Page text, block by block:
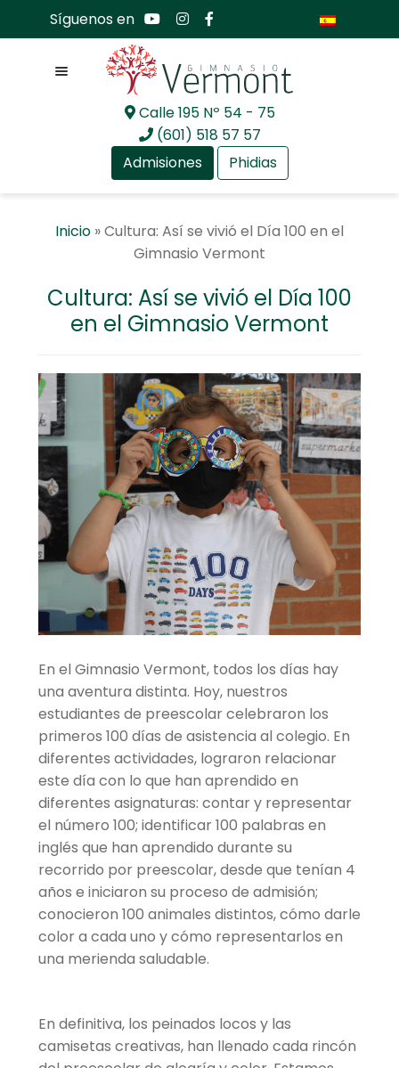
Síguenos en
Ir
a
la
Ir
al
contenido
Calle 195 Nº 54 - 75
(601) 518 57 57
Admisiones
Phidias
Menú
el
Mundo académico
menú
Bachillerato Internacional
Expandir
el
menú
hijo
Comunidad GV
Expandir
el
menú
hijo
Centro cultural
Planetario y Observatorio
Accesos Rápidos
Expandir
el
menú
hijo
Inicio »Cultura: Así se vivió el Día 100 en el
Gimnasio Vermont
Cultura: Así se vivió el Día 100
en el Gimnasio Vermont
En el Gimnasio Vermont, todos los días hay
una aventura distinta. Hoy, nuestros
estudiantes de preescolar celebraron los
primeros 100 días de asistencia al colegio. En
diferentes actividades, lograron relacionar
este día con lo que han aprendido en
diferentes asignaturas: contar y representar
el número 100; identificar 100 palabras en
inglés que han aprendido durante su
recorrido por preescolar, desde que tenían 4
años e iniciaron su proceso de admisión;
conocieron 100 animales distintos, cómo darle
color a cada uno y cómo representarlos en
una merienda saludable.
En definitiva, los peinados locos y las
camisetas creativas, han llenado cada rincón